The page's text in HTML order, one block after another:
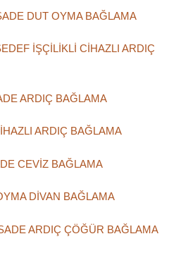
DUT OYMA BAĞLAMA
İŞÇİLİKLİ CİHAZLI ARDIÇ
ARDIÇ BAĞLAMA
ARDIÇ BAĞLAMA
CEVİZ BAĞLAMA
DİVAN BAĞLAMA
ARDIÇ ÇÖĞÜR BAĞLAMA